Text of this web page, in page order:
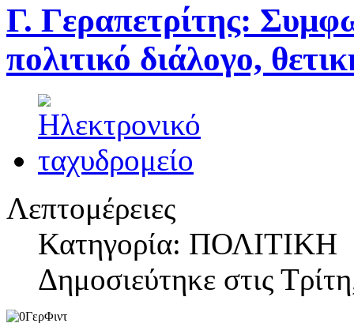
Γ. Γεραπετρίτης:
πολιτικό διάλογο,
Λεπτομέρειες
Κατηγορία: ΠΟΛΙΤΙΚΗ
Δημοσιεύτηκε στις